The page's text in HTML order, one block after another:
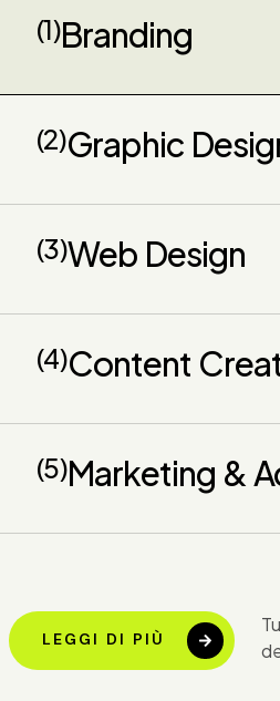
(1)Branding
(2)Graphic
(3)Web Design
(4)Content
(5)Marketing &
LEGGI DI PIÙ